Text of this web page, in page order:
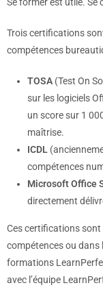
Trois certifications
compétences
TOSA (Test On
sur les logiciels
un score sur 1
maîtrise.
ICDL
compétences
Microsoft Office
directement
Ces certifications sont
compétences ou dans
formations
avec l’équipe